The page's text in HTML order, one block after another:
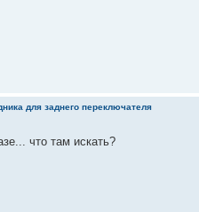
для заднего переключателя
что там искать?